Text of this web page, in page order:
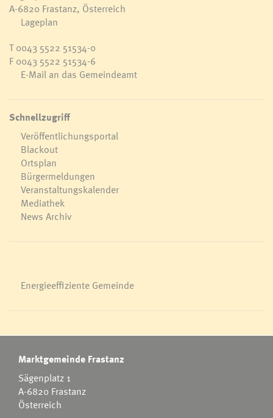
A-6820 Frastanz, Österreich
Lageplan
T0043 5522 51534-0
F 0043 5522 51534-6
E-Mail an das Gemeindeamt
Schnellzugriff
Veröffentlichungsportal
Blackout
Ortsplan
Bürgermeldungen
Veranstaltungskalender
Mediathek
News Archiv
Energieeffiziente Gemeinde
Marktgemeinde Frastanz
Sägenplatz 1
A-6820 Frastanz
Österreich